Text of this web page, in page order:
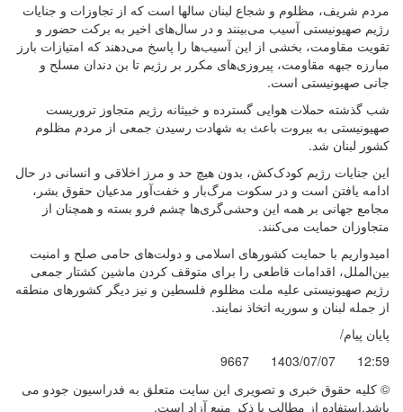
مردم شریف، مظلوم و شجاع لبنان سالها است که از تجاوزات و جنایات
رژیم صهیونیستی آسیب می‌بینند و در سال‌های اخیر به برکت حضور و
تقویت مقاومت، بخشی از این آسیب‌ها را پاسخ می‌دهند که امتیازات بارز
مبارزه جبهه مقاومت، پیروزی‌های مکرر بر رژیم تا بن دندان مسلح و
جانی صهیونیستی است.
شب گذشته حملات هوایی گسترده و خبیثانه رژیم متجاوز تروریست
صهیونیستی به بیروت باعث به شهادت رسیدن جمعی از مردم مظلوم
کشور لبنان شد.
این جنایات رژیم کودک‌کش، بدون هیچ حد و مرز اخلاقی و انسانی در حال
ادامه یافتن است و در سکوت مرگ‌بار و خفت‌آور مدعیان حقوق بشر،
مجامع جهانی بر همه این وحشی‌گری‌ها چشم فرو بسته و همچنان از
متجاوزان حمایت می‌کنند.
امیدواریم با حمایت کشورهای اسلامی و دولت‌های حامی صلح و امنیت
بین‌الملل، اقدامات قاطعی را برای متوقف کردن ماشین کشتار جمعی
رژیم صهیونیستی علیه ملت مظلوم فلسطین و نیز دیگر کشورهای منطقه
از جمله لبنان و سوریه اتخاذ نمایند.
پایان پیام/
12:59
1403/07/07
9667
© کليه حقوق خبری و تصويری اين سايت متعلق به فدراسیون جودو می
باشد.استفاده از مطالب با ذكر منبع آزاد است.